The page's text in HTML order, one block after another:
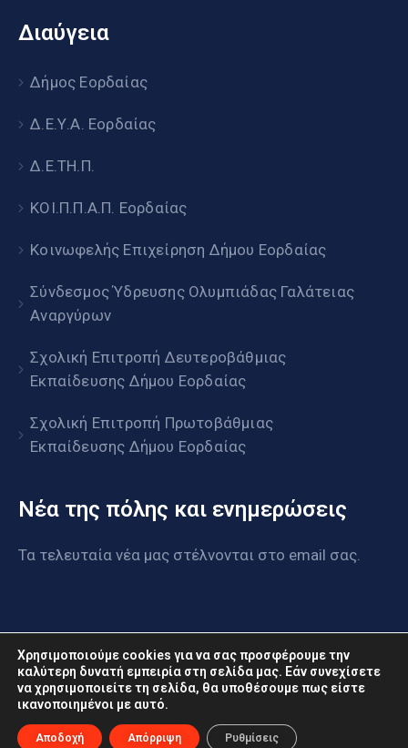
Διαύγεια
Δήμος Εορδαίας
Δ.Ε.Υ.Α. Εορδαίας
Δ.Ε.ΤΗ.Π.
ΚΟΙ.Π.Π.Α.Π. Εορδαίας
Κοινωφελής Επιχείρηση Δήμου Εορδαίας
Σύνδεσμος Ύδρευσης Ολυμπιάδας Γαλάτειας
Αναργύρων
Σχολική Επιτροπή Δευτεροβάθμιας
Εκπαίδευσης Δήμου Εορδαίας
Σχολική Επιτροπή Πρωτοβάθμιας
Εκπαίδευσης Δήμου Εορδαίας
Νέα της πόλης και ενημερώσεις
Τα τελευταία νέα μας στέλνονται στο email σας.
www.eordaia.gov.gr © 2022. Με επιφύλαξη παντός
δικαιώματος
Χρησιμοποιούμε cookies για να σας προσφέρουμε την
καλύτερη δυνατή εμπειρία στη σελίδα μας. Εάν συνεχίσετε
να χρησιμοποιείτε τη σελίδα, θα υποθέσουμε πως είστε
ικανοποιημένοι με αυτό.
Αποδοχή Απόρριψη Ρυθμίσεις